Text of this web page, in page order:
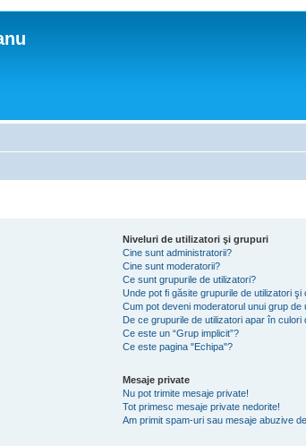
Niveluri de utilizatori şi grupuri
Cine sunt administratorii?
Cine sunt moderatorii?
Ce sunt grupurile de utilizatori?
Unde pot fi găsite grupurile de utilizatori
Cum pot deveni moderatorul unui grup de
De ce grupurile de utilizatori apar în culori
Ce este un “Grup implicit”?
Ce este pagina "Echipa"?
Mesaje private
Nu pot trimite mesaje private!
Tot primesc mesaje private nedorite!
Am primit spam-uri sau mesaje abuzive